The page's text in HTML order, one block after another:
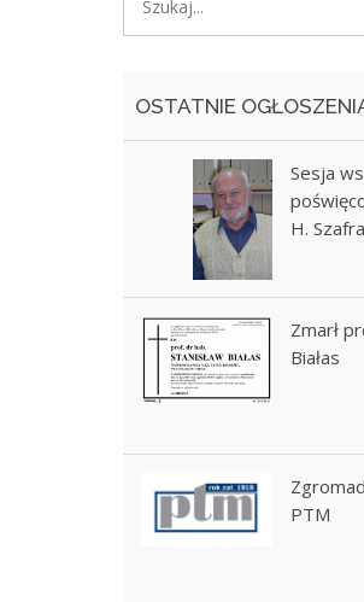
OSTATNIE
Sesja
H.
Zmarł
Białas
PTM